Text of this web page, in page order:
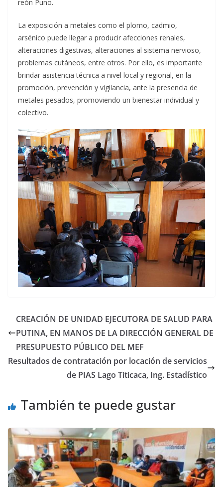
reón Puno.
La exposición a metales como el plomo, cadmio,
arsénico puede llegar a producir afecciones renales,
alteraciones digestivas, alteraciones al sistema nervioso,
problemas cutáneos, entre otros. Por ello, es importante
brindar asistencia técnica a nivel local y regional, en la
promoción, prevención y vigilancia, ante la presencia de
metales pesados, promoviendo un bienestar individual y
colectivo.
CREACIÓN DE UNIDAD EJECUTORA DE SALUD PARA
PUTINA, EN MANOS DE LA DIRECCIÓN GENERAL DE
PRESUPUESTO PÚBLICO DEL MEF
Resultados de contratación por locación de servicios
de PIAS Lago Titicaca, Ing. Estadístico
También te puede gustar